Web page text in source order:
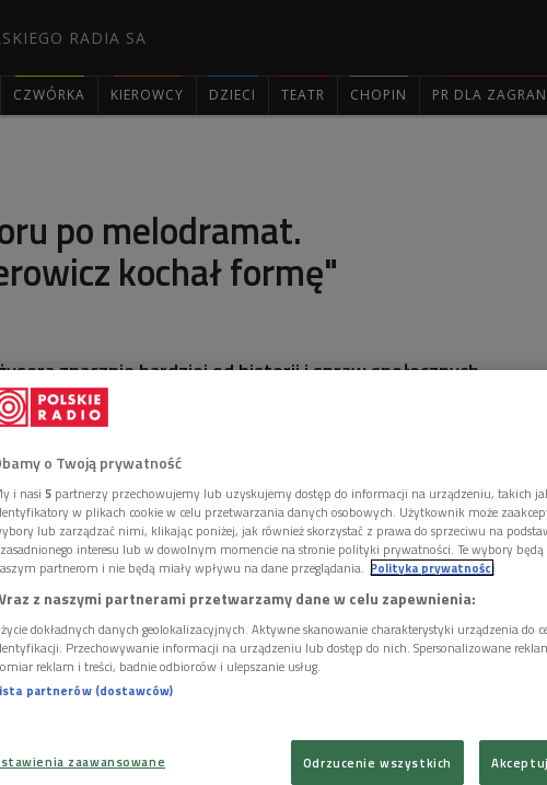
RADIA SA
CZWÓRKA KIEROWCY DZIECI TEATR CHOPIN PR DLA
po melodramat.
kochał formę"
znacznie bardziej od historii i spraw społecznych,
formuł gatunkowych i konwencji użyje w swoich
w Dwójce prof. Tadeusz Lubelski. 27 grudnia mija 10.
Jerzego Kawalerowicza.
o Twoją prywatność
i nasi 5 partnerzy przechowujemy lub uzyskujemy dostęp do informacji na urządzeniu, takich
w plikach cookie w celu przetwarzania danych osobowych. Użytkownik może
lub zarządzać nimi, klikając poniżej, jak również skorzystać z prawa do sprzeciwu na
interesu lub w dowolnym momencie na stronie polityki prywatności. Te wybory będą
partnerom i nie będą miały wpływu na dane przeglądania. Polityka prywatności
z naszymi partnerami przetwarzamy dane w celu zapewnienia:
dokładnych danych geolokalizacyjnych. Aktywne skanowanie charakterystyki urządzenia do
Przechowywanie informacji na urządzeniu lub dostęp do nich. Spersonalizowane
reklam i treści, badnie odbiorców i ulepszanie usług.
partnerów (dostawców)
zaawansowane Odrzucenie wszystkich